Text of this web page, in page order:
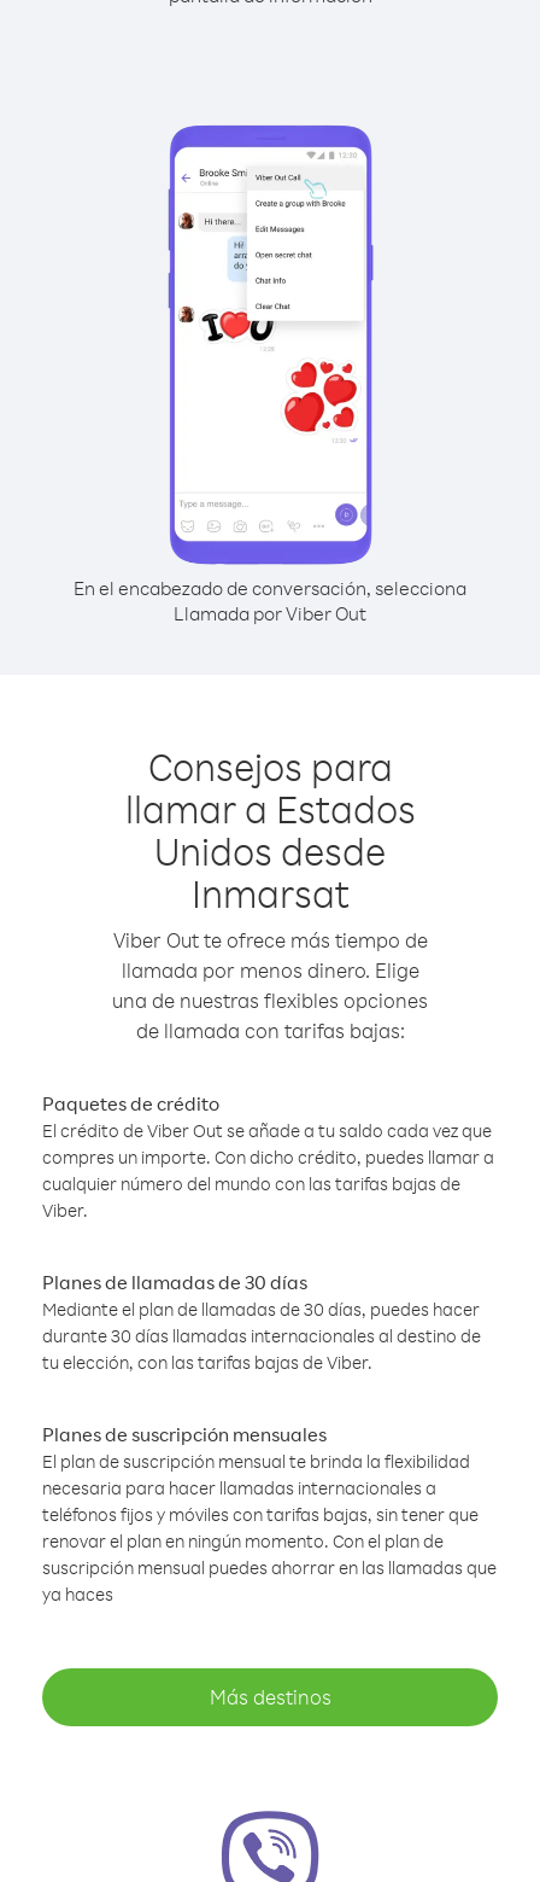
En el encabezado de conversación, selecciona
Llamada por Viber Out
Consejos para
llamar a Estados
Unidos desde
Inmarsat
Viber Out te ofrece más tiempo de
llamada por menos dinero. Elige
una de nuestras flexibles opciones
de llamada con tarifas bajas:
Paquetes de crédito
El crédito de Viber Out se añade a tu saldo cada vez que
compres un importe. Con dicho crédito, puedes llamar a
cualquier número del mundo con las tarifas bajas de
Viber.
Planes de llamadas de 30 días
Mediante el plan de llamadas de 30 días, puedes hacer
durante 30 días llamadas internacionales al destino de
tu elección, con las tarifas bajas de Viber.
Planes de suscripción mensuales
El plan de suscripción mensual te brinda la flexibilidad
necesaria para hacer llamadas internacionales a
teléfonos fijos y móviles con tarifas bajas, sin tener que
renovar el plan en ningún momento. Con el plan de
suscripción mensual puedes ahorrar en las llamadas que
ya haces
Más destinos